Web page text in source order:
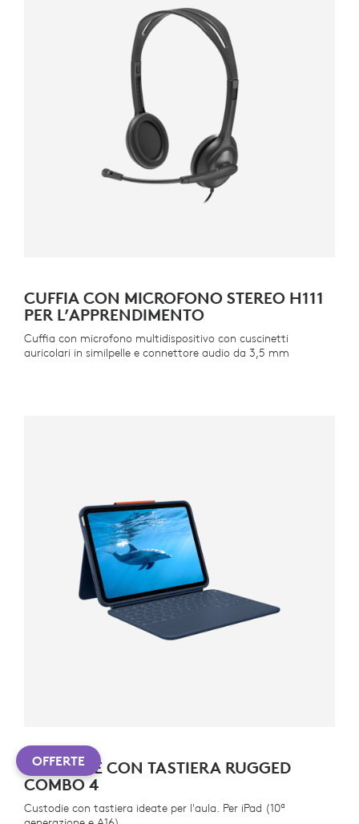
CUFFIA CON MICROFONO STEREO H111
PER L’APPRENDIMENTO
Cuffia con microfono multidispositivo con cuscinetti
auricolari in similpelle e connettore audio da 3,5 mm
CUSTODIE CON TASTIERA RUGGED
COMBO 4
Custodie con tastiera ideate per l'aula. Per iPad (10ª
OFFERTE